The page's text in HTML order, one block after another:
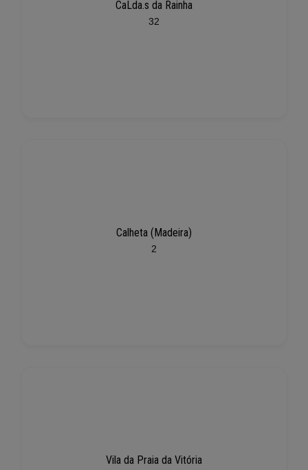
CaLda.s da Rainha
32
Calheta (Madeira)
2
Vila da Praia da Vitória